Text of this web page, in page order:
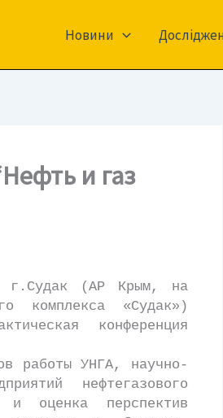
Новини
и газ
(АР Крым, на
комплекса «Судак»)
конференция
работы УНГА, научно-
нефтегазового
оценка перспектив